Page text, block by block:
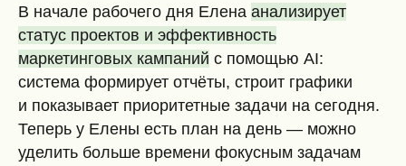
В начале рабочего дня Елена анализирует
статус проектов и эффективность
маркетинговых кампаний с помощью AI:
система формирует отчёты, строит графики
и показывает приоритетные задачи на сегодня.
Теперь у Елены есть план на день — можно
уделить больше времени фокусным задачам